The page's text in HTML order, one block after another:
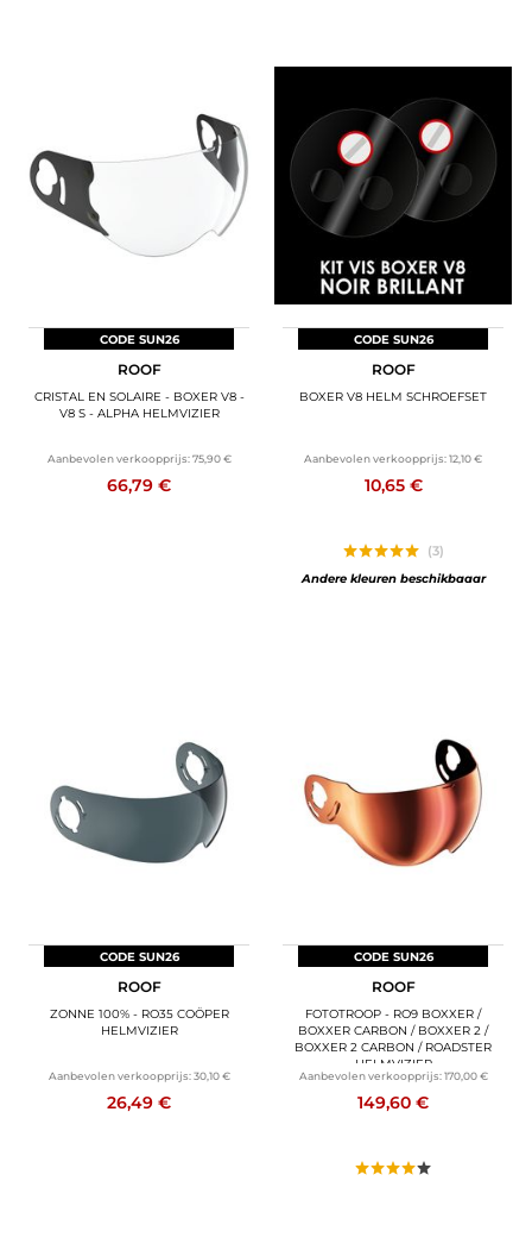
CODE SUN26
ROOF
CRISTAL EN SOLAIRE - BOXER V8 -
V8 S - ALPHA HELMVIZIER
Aanbevolen verkoopprijs: 75,90 €
66,79 €
CODE SUN26
ROOF
BOXER V8 HELM SCHROEFSET
Aanbevolen verkoopprijs:12,10 €
10,65 €
(3)
Andere kleuren beschikbaaar
CODE SUN26
ROOF
ZONNE 100% - RO35 COÖPER
HELMVIZIER
Aanbevolen verkoopprijs: 30,10 €
26,49 €
CODE SUN26
ROOF
FOTOTROOP - RO9 BOXXER /
BOXXER CARBON / BOXXER 2 /
BOXXER 2 CARBON / ROADSTER
HELMVIZIER
Aanbevolen verkoopprijs: 170,00 €
149,60 €